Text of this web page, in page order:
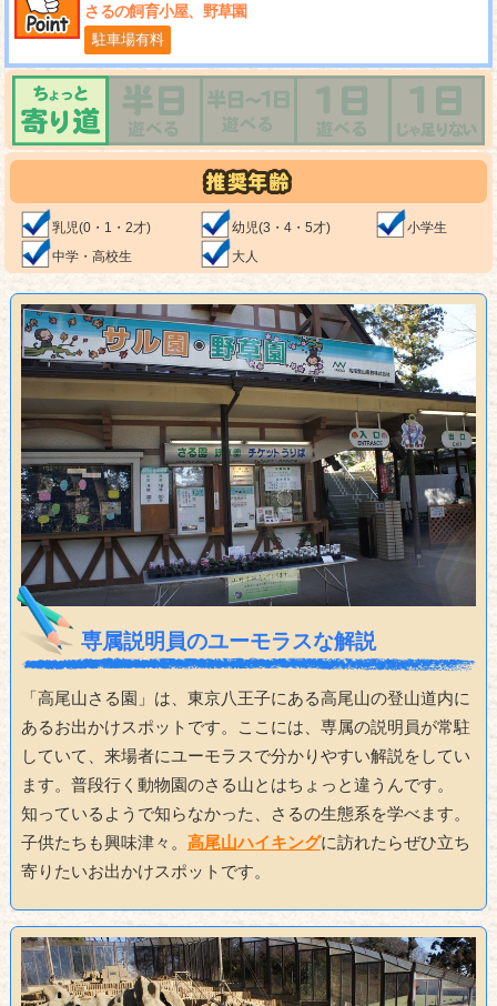
さるの飼育小屋、野草園
駐車場有料
乳児(0・1・2才) 幼児(3・4・5才) 小学生
中学・高校生 大人
専属説明員のユーモラスな解説
「高尾山さる園」は、東京八王子にある高尾山の登山道内に
あるお出かけスポットです。ここには、専属の説明員が常駐
していて、来場者にユーモラスで分かりやすい解説をしてい
ます。普段行く動物園のさる山とはちょっと違うんです。
知っているようで知らなかった、さるの生態系を学べます。
子供たちも興味津々。 高尾山ハイキングに訪れたらぜひ立ち
寄りたいお出かけスポットです。